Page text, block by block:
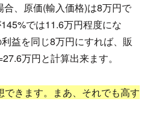
、原価(輸入価格)は8万円で
では11.6万円程度にな
益を同じ8万円にすれば、販
万円と計算出来ます。
きます。まあ、それでも高す